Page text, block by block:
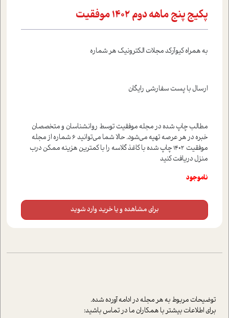
پکیج پنج ماهه دوم ۱۴۰۲ موفقیت
به همراه کيوآرکد مجلات الکترونيک هر شماره
ارسال با پست سفارشي رايگان
مطالب چاپ شده در مجله موفقيت توسط روانشناسان و متخصصان
خبره در هر عرصه تهيه مي‌شود. حالا شما مي‌توانيد 6 شماره از مجله
موفقيت 1402 چاپ شده با کاغذ گلاسه را با کمترين هزينه ممکن درب
منزل دريافت کنيد
ناموجود
برای مشاهده و یا خرید وارد شوید
توضيحات مربوط به هر مجله در ادامه آورده شده.
براي اطلاعات بيشتر با همکاران ما در تماس باشيد: